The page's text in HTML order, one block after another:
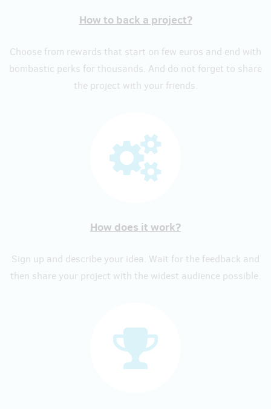
How to back a project?
Choose from rewards that start on few euros and end with
bombastic perks for thousands. And do not forget to share
the project with your friends.
How does it work?
Sign up and describe your idea. Wait for the feedback and
then share your project with the widest audience possible.